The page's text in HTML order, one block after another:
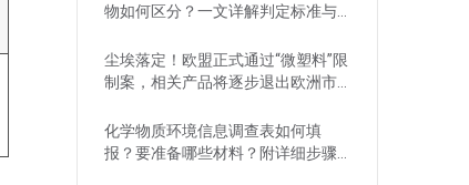
物如何区分？一文详解判定标准与
尘埃落定！欧盟正式通过“微塑料”限
制案，相关产品将逐步退出欧洲市
化学物质环境信息调查表如何填
报？要准备哪些材料？附详细步骤